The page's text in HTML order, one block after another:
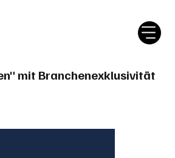
mit Branchenexklusivität